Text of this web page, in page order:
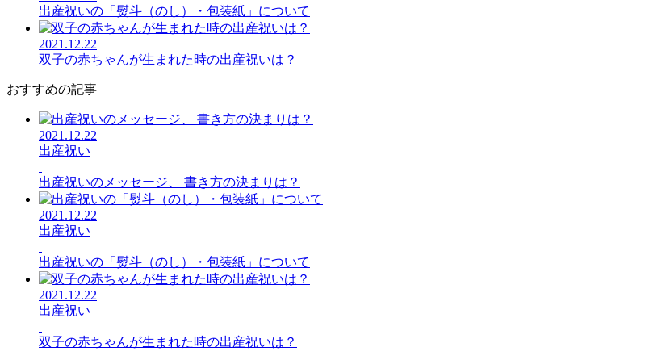
出産祝いの「熨斗（のし）・包装紙」について
2021.12.22
双子の赤ちゃんが生まれた時の出産祝いは？
おすすめの記事
2021.12.22
出産祝い
出産祝いのメッセージ、 書き方の決まりは？
2021.12.22
出産祝い
出産祝いの「熨斗（のし）・包装紙」について
2021.12.22
出産祝い
双子の赤ちゃんが生まれた時の出産祝いは？